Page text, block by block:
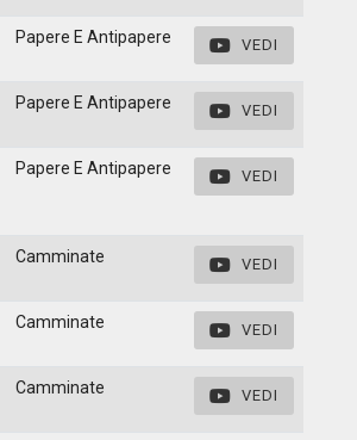
Papere E Antipapere VEDI
Papere E Antipapere VEDI
Papere E Antipapere VEDI
Camminate VEDI
Camminate VEDI
Camminate VEDI